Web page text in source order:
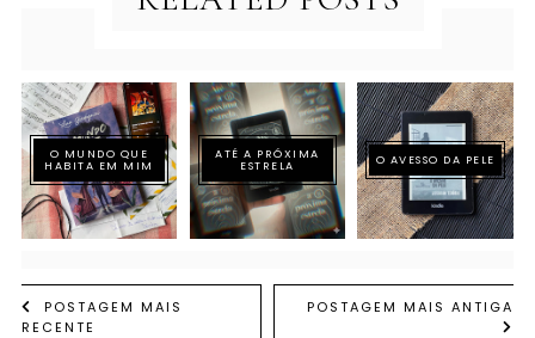
O MUNDO QUE
HABITA EM MIM
ATÉ A PRÓXIMA
ESTRELA O AVESSO DA PELE
POSTAGEM MAIS
RECENTE
POSTAGEM MAIS ANTIGA